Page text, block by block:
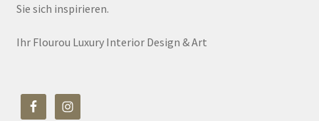
Sie sich inspirieren.
Ihr Flourou Luxury Interior Design & Art